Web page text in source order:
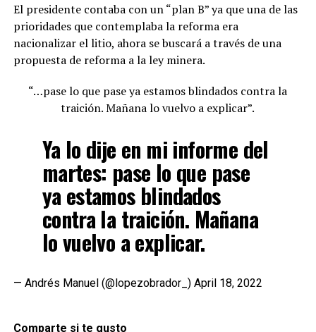
El presidente contaba con un “plan B” ya que una de las
prioridades que contemplaba la reforma era
nacionalizar el litio, ahora se buscará a través de una
propuesta de reforma a la ley minera.
“…pase lo que pase ya estamos blindados contra la
traición. Mañana lo vuelvo a explicar”.
Ya lo dije en mi informe del
martes: pase lo que pase
ya estamos blindados
contra la traición. Mañana
lo vuelvo a explicar.
— Andrés Manuel (@lopezobrador_) April 18, 2022
Comparte si te gusto